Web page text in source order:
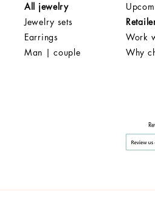
All jewelry
Jewelry sets
Earrings
Man | couple
Work
Why